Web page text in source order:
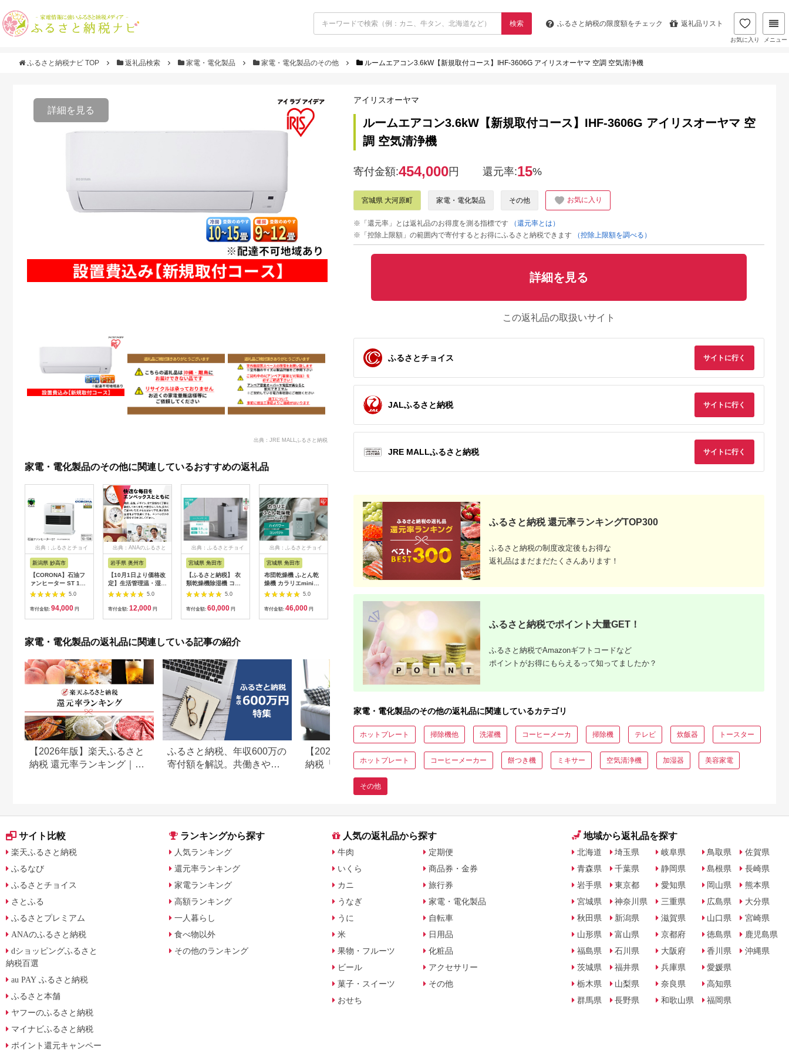
検索 ふるさと納税の限度額をチェック 返礼品リスト
お気に入り メニュー
ふるさと納税ナビ TOP 返礼品検索 家電・電化製品 家電・電化製品のその他 ルームエアコン3.6kW【新規取付コース】IHF-3606G アイリスオーヤマ 空調 空気清浄機
詳細を見る
出典：JRE MALLふるさと納税
家電・電化製品のその他に関連しているおすすめの返礼品
出典：ふるさとチョイ
新潟県 妙高市
【CORONA】石油フ
ァンヒーター ST 10
～13畳用 パールホワ
ST3625BY(W)
5.0
寄付金額: 94,000 円
出典：ANAのふるさと
岩手県 奥州市
【10月1日より価格改
定】生活管理温・湿度
計 TM-2441 [AJ049]
5.0
寄付金額: 12,000 円
出典：ふるさとチョイ
宮城県 角田市
【ふるさと納税】 衣
類乾燥機除湿機 コン
プレッサー式 アイリ
スオーヤマ 7L グレー
15畳 コンプレッサー
運転 切タイマー お手
入れ簡単 家電 電化製
リス IJC-P70-H
5.0
寄付金額: 60,000 円
出典：ふるさとチョイ
宮城県 角田市
布団乾燥機 ふとん乾
燥機 カラリエmini
TURBO JSK-S10-G
5.0
寄付金額: 46,000 円
出典：ANAのふるさと
納税
埼玉県 さいたま市
リズム 大風量2重反転
5.0
出典：ふるさとチョイ
ス
埼玉県 さいたま市
リズム 大風量2重反転
5.0
寄付金額:
出典：ふるさとチョイ
愛知県 安城市
レゼント 冬物 愛知県
5.0
出典：ふるさとチョイ
群馬県 昭和村
5.0 5.0
家電・電化製品の返礼品に関連している記事の紹介
【2026年版】楽天ふるさと
納税 還元率ランキング｜高
ふるさと納税、年収600万の
寄付額を解説。共働きや子
【2026年最新版】ふるさと
納税「食べ物以外」返礼品
の還元率ランキング！
楽天ふるさと納税でこだわ
りの家電探し。おすすめラ
アイリスオーヤマ
ルームエアコン3.6kW【新規取付コース】IHF-3606G アイリスオーヤマ 空
調 空気清浄機
寄付金額:454,000円 還元率:15%
宮城県 大河原町 家電・電化製品 その他 お気に入り
※「還元率」とは返礼品のお得度を測る指標です
（還元率とは）
※「控除上限額」の範囲内で寄付するとお得にふるさと納税できます
（控除上限額を調べる）
詳細を見る
この返礼品の取扱いサイト
ふるさとチョイス サイトに行く
JALふるさと納税 サイトに行く
JRE MALLふるさと納税 サイトに行く
ふるさと納税 還元率ランキングTOP300
ふるさと納税の制度改定後もお得な
返礼品はまだまだたくさんあります！
ふるさと納税でポイント大量GET！
ふるさと納税でAmazonギフトコードなど
ポイントがお得にもらえるって知ってましたか？
家電・電化製品のその他の返礼品に関連しているカテゴリ
ホットプレート 掃除機他 洗濯機 コーヒーメーカ 掃除機 テレビ 炊飯器 トースター
ホットプレート コーヒーメーカー 餅つき機 ミキサー 空気清浄機 加湿器 美容家電
その他
サイト比較
楽天ふるさと納税
ふるなび
ふるさとチョイス
さとふる
ふるさとプレミアム
ANAのふるさと納税
dショッピングふるさと
納税百選
au PAY ふるさと納税
ふるさと本舗
ヤフーのふるさと納税
マイナビふるさと納税
ポイント還元キャンペー
ランキングから探す
人気ランキング
還元率ランキング
家電ランキング
高額ランキング
一人暮らし
食べ物以外
その他のランキング
人気の返礼品から探す
牛肉
いくら
カニ
うなぎ
うに
米
果物・フルーツ
ビール
菓子・スイーツ
おせち
定期便
商品券・金券
旅行券
家電・電化製品
自転車
日用品
化粧品
アクセサリー
その他
地域から返礼品を探す
北海道
青森県
岩手県
宮城県
秋田県
山形県
福島県
茨城県
栃木県
群馬県
埼玉県
千葉県
東京都
神奈川県
新潟県
富山県
石川県
福井県
山梨県
長野県
岐阜県
静岡県
愛知県
三重県
滋賀県
京都府
大阪府
兵庫県
奈良県
和歌山県
鳥取県
島根県
岡山県
広島県
山口県
徳島県
香川県
愛媛県
高知県
福岡県
佐賀県
長崎県
熊本県
大分県
宮崎県
鹿児島県
沖縄県